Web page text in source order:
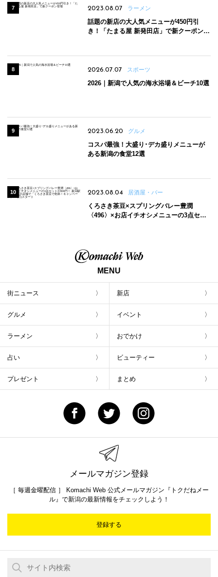
2023.08.07 ラーメン
話題の新店の大人気メニューが450円引
き！「たまる屋 新発田店」で新クーポン登
2026.07.07 スポーツ
2026｜新潟で人気の海水浴場＆ビーチ10選
2023.06.20 グルメ
コスパ最強！大盛り･デカ盛りメニューが
ある新潟の食堂12選
2023.08.04 居酒屋・バー
くろさき茶豆×スプリングバレー豊潤
〈496〉×お店イチオシメニューの3点セッ
MENU
街ニュース 新店
グルメ イベント
ラーメン おでかけ
占い ビューティー
プレゼント まとめ
メールマガジン登録
［ 毎週金曜配信 ］ Komachi Web 公式メールマガジン『トクだねメー
ル』で新潟の最新情報をチェックしよう！
登録する